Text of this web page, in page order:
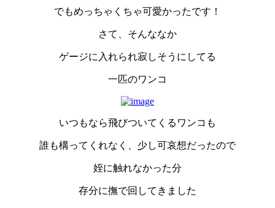
でもめっちゃくちゃ可愛かったです！
さて、そんななか
ゲージに入れられ寂しそうにしてる
一匹のワンコ
いつもなら飛びついてくるワンコも
誰も構ってくれなく、少し可哀想だったので
姪に触れなかった分
存分に撫で回してきました